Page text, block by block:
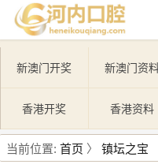
新澳门开奖 新澳门资
香港开奖 香港资料
当前位置: 首页 〉 镇坛之宝